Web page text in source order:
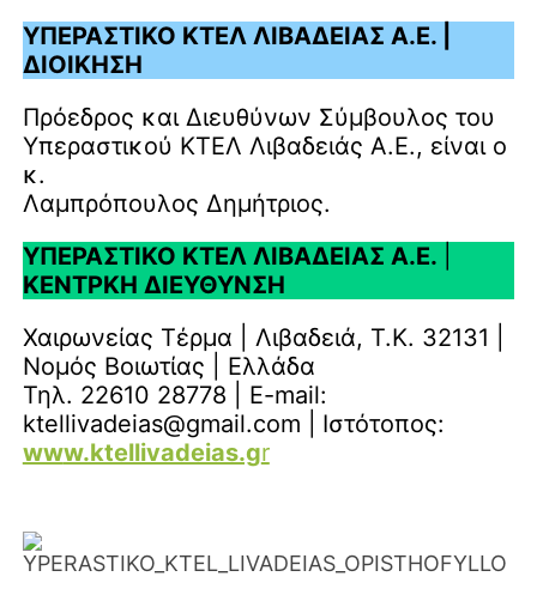
ΥΠΕΡΑΣΤΙΚΟ ΚΤΕΛ ΛΙΒΑΔΕΙΑΣ Α.Ε. |
ΔΙΟΙΚΗΣΗ
Πρόεδρος και Διευθύνων Σύμβουλος του
Υπεραστικού ΚΤΕΛ Λιβαδειάς Α.Ε., είναι ο
κ.
Λαμπρόπουλος Δημήτριος.
ΥΠΕΡΑΣΤΙΚΟ ΚΤΕΛ ΛΙΒΑΔΕΙΑΣ Α.Ε.
ΚΕΝΤΡΚΗ ΔΙΕΥΘΥΝΣΗ
Χαιρωνείας Τέρμα | Λιβαδειά, Τ.Κ. 32131 |
Νομός Βοιωτίας | Ελλάδα
Τηλ. 22610 28778 | E-mail:
ktellivadeias@gmail.com |
Ιστότοπος:
www.ktellivadeias.gr